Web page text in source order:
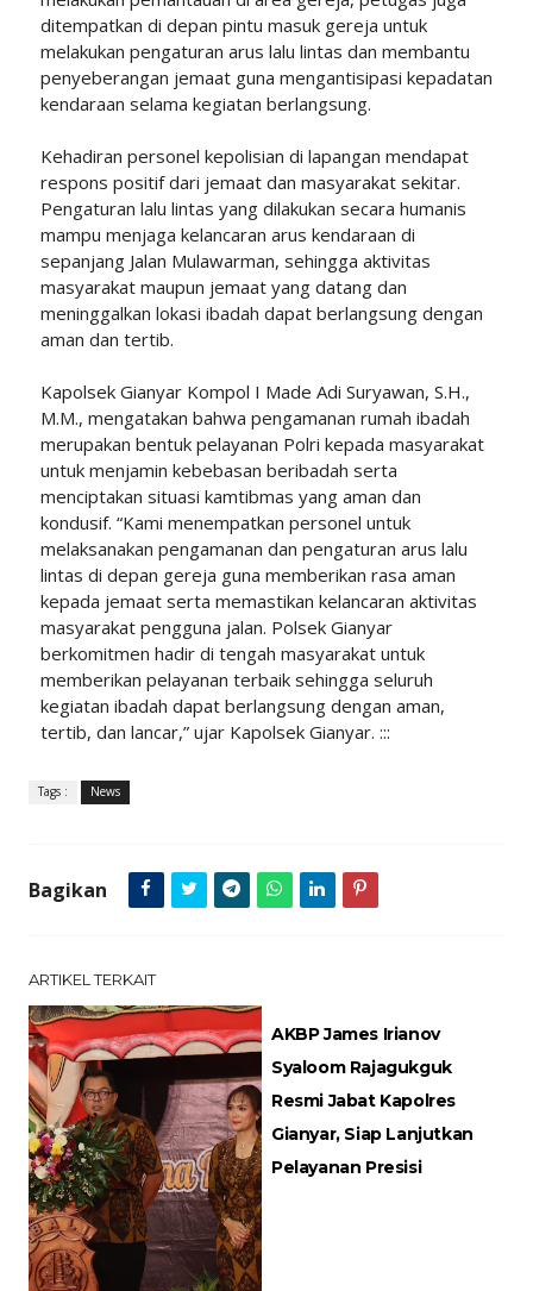
ditempatkan di depan pintu masuk gereja untuk
melakukan pengaturan arus lalu lintas dan membantu
penyeberangan jemaat guna mengantisipasi kepadatan
kendaraan selama kegiatan berlangsung.
Kehadiran personel kepolisian di lapangan mendapat
respons positif dari jemaat dan masyarakat sekitar.
Pengaturan lalu lintas yang dilakukan secara humanis
mampu menjaga kelancaran arus kendaraan di
sepanjang Jalan Mulawarman, sehingga aktivitas
masyarakat maupun jemaat yang datang dan
meninggalkan lokasi ibadah dapat berlangsung dengan
aman dan tertib.
Kapolsek Gianyar Kompol I Made Adi Suryawan, S.H.,
M.M., mengatakan bahwa pengamanan rumah ibadah
merupakan bentuk pelayanan Polri kepada masyarakat
untuk menjamin kebebasan beribadah serta
menciptakan situasi kamtibmas yang aman dan
kondusif. “Kami menempatkan personel untuk
melaksanakan pengamanan dan pengaturan arus lalu
lintas di depan gereja guna memberikan rasa aman
kepada jemaat serta memastikan kelancaran aktivitas
masyarakat pengguna jalan. Polsek Gianyar
berkomitmen hadir di tengah masyarakat untuk
memberikan pelayanan terbaik sehingga seluruh
kegiatan ibadah dapat berlangsung dengan aman,
tertib, dan lancar,” ujar Kapolsek Gianyar. :::
Tags : News
Bagikan
ARTIKEL TERKAIT
AKBP James Irianov
Syaloom Rajagukguk
Resmi Jabat Kapolres
Gianyar, Siap Lanjutkan
Pelayanan Presisi